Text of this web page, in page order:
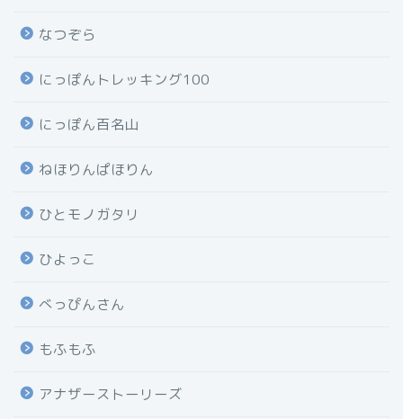
なつぞら
にっぽんトレッキング100
にっぽん百名山
ねほりんぱほりん
ひとモノガタリ
ひよっこ
べっぴんさん
もふもふ
アナザーストーリーズ